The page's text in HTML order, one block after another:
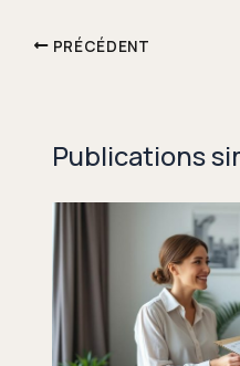
PRÉCÉDENT
Publications